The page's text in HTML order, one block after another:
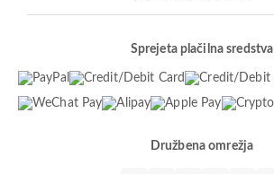
Sprejeta plačilna sredstva
Družbena omrežja